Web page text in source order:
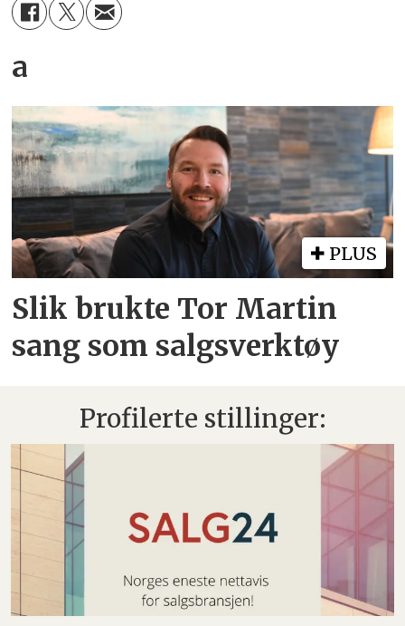
a
PLUS
Slik brukte Tor Martin
sang som salgsverktøy
Profilerte stillinger: